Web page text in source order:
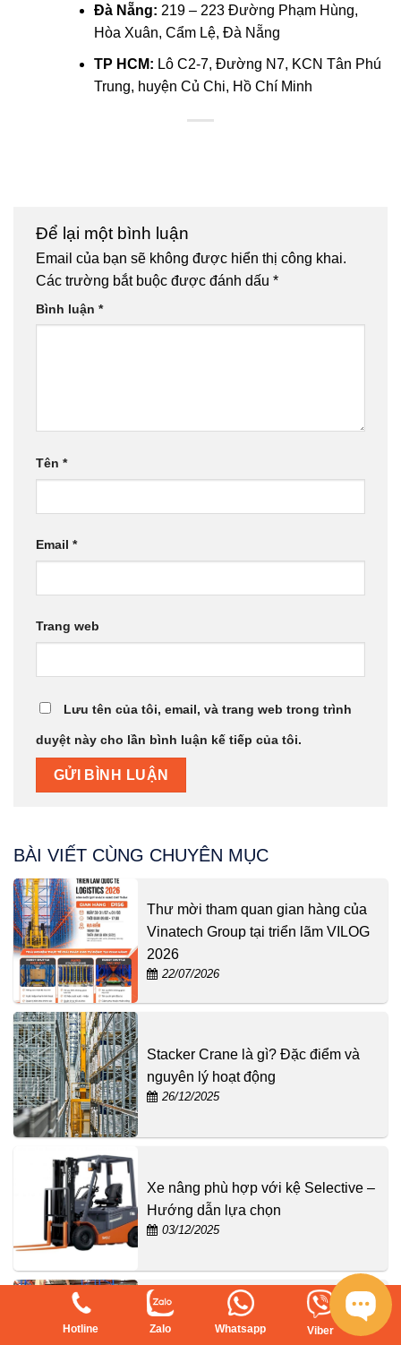
Đà Nẵng: 219 – 223 Đường Phạm Hùng,
Hòa Xuân, Cẩm Lệ, Đà Nẵng
TP HCM: Lô C2-7, Đường N7, KCN Tân Phú
Trung, huyện Củ Chi, Hồ Chí Minh
Để lại một bình luận
Email của bạn sẽ không được hiển thị công khai.
Các trường bắt buộc được đánh dấu *
Bình luận *
Tên *
Email *
Trang web
Lưu tên của tôi, email, và trang web trong trình
duyệt này cho lần bình luận kế tiếp của tôi.
BÀI VIẾT CÙNG CHUYÊN MỤC
Thư mời tham quan gian hàng của
Vinatech Group tại triển lãm VILOG
2026
22/07/2026
Stacker Crane là gì? Đặc điểm và
nguyên lý hoạt động
26/12/2025
Xe nâng phù hợp với kệ Selective –
Hướng dẫn lựa chọn
03/12/2025
6+ Kinh nghiệm chọn mua kệ hạng
Hotline Zalo Whatsapp Viber